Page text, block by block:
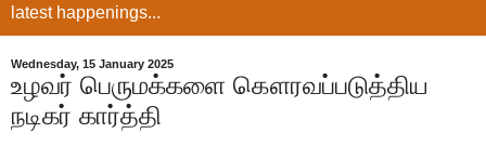
latest happenings...
Wednesday, 15 January 2025
உழவர் பெருமக்களை கௌரவப்படுத்திய
நடிகர் கார்த்தி